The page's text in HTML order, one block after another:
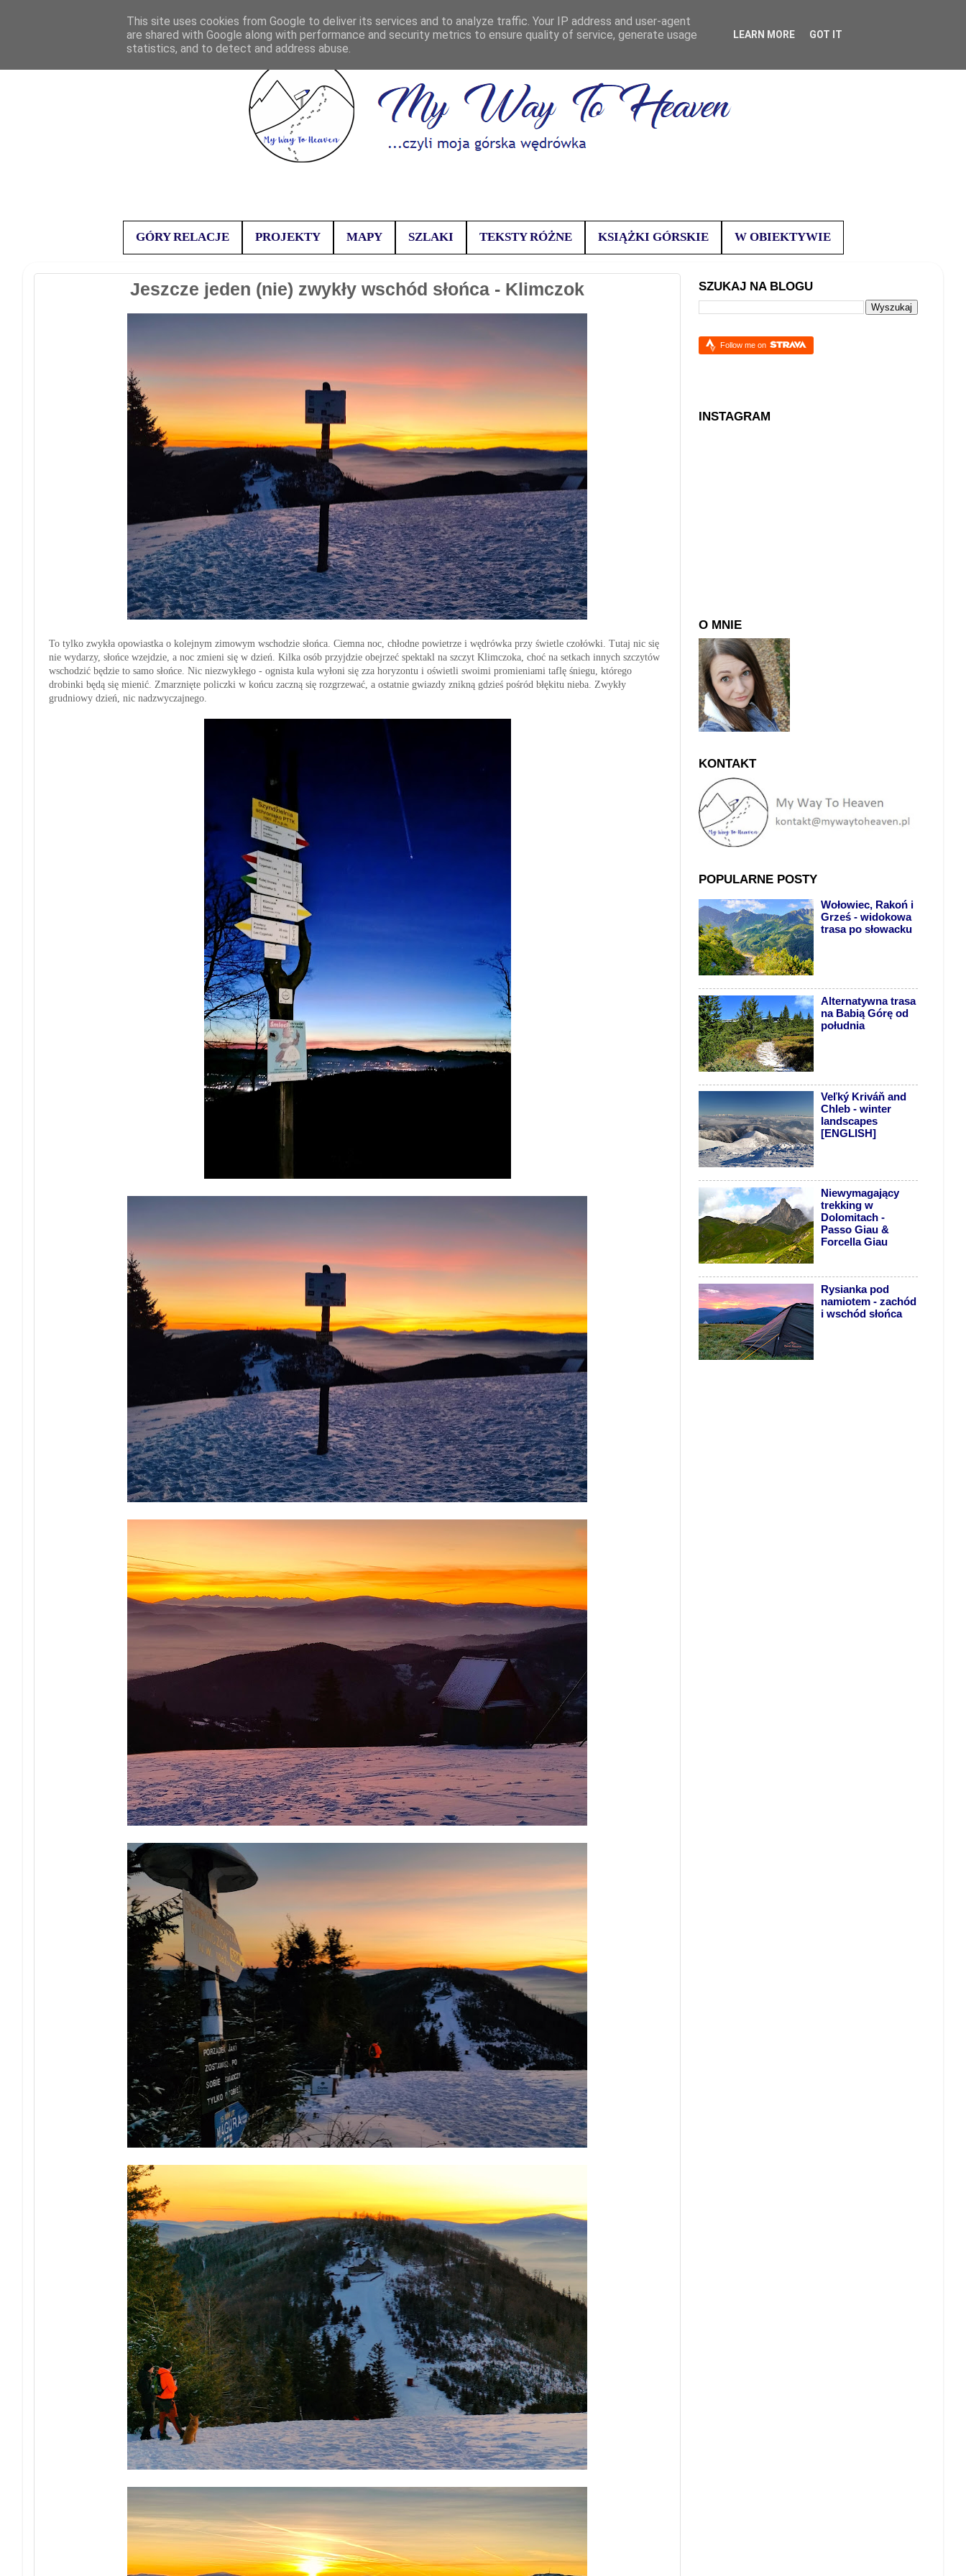
GÓRY RELACJE PROJEKTY MAPY SZLAKI TEKSTY RÓŻNE KSIĄŻKI GÓRSKIE W OBIEKTYWIE
Jeszcze jeden (nie) zwykły wschód słońca - Klimczok
To tylko zwykła opowiastka o kolejnym zimowym wschodzie słońca. Ciemna noc, chłodne powietrze i wędrówka przy świetle czołówki. Tutaj nic się
nie wydarzy, słońce wzejdzie, a noc zmieni się w dzień. Kilka osób przyjdzie obejrzeć spektakl na szczyt Klimczoka, choć na setkach innych szczytów
wschodzić będzie to samo słońce. Nic niezwykłego - ognista kula wyłoni się zza horyzontu i oświetli swoimi promieniami taflę śniegu, którego
drobinki będą się mienić. Zmarznięte policzki w końcu zaczną się rozgrzewać, a ostatnie gwiazdy znikną gdzieś pośród błękitu nieba. Zwykły
grudniowy dzień, nic nadzwyczajnego.
SZUKAJ NA BLOGU
Follow me on
INSTAGRAM
O MNIE
KONTAKT
POPULARNE POSTY
Wołowiec, Rakoń i
Grześ - widokowa
trasa po słowacku
Alternatywna trasa
na Babią Górę od
południa
Veľký Kriváň and
Chleb - winter
landscapes
[ENGLISH]
Niewymagający
trekking w
Dolomitach -
Passo Giau &
Forcella Giau
Rysianka pod
namiotem - zachód
i wschód słońca
This site uses cookies from Google to deliver its services and to analyze traffic. Your IP address and user-agent
are shared with Google along with performance and security metrics to ensure quality of service, generate usage
statistics, and to detect and address abuse.
LEARN MORE GOT IT